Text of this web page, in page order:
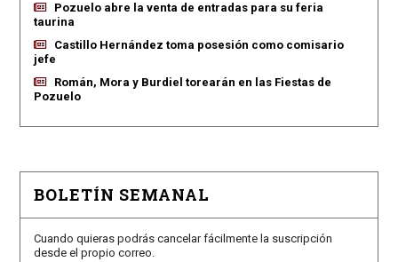
Pozuelo abre la venta de entradas para su feria
taurina
Castillo Hernández toma posesión como comisario
jefe
Román, Mora y Burdiel torearán en las Fiestas de
Pozuelo
BOLETÍN SEMANAL
Cuando quieras podrás cancelar fácilmente la suscripción
desde el propio correo.